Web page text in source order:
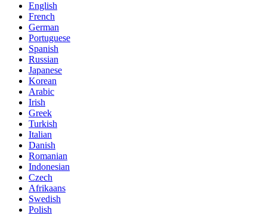
English
French
German
Portuguese
Spanish
Russian
Japanese
Korean
Arabic
Irish
Greek
Turkish
Italian
Danish
Romanian
Indonesian
Czech
Afrikaans
Swedish
Polish